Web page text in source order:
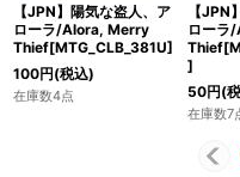
【JPN】陽気な盗人、ア
ローラ/Alora, Merry
Thief[MTG_CLB_381U]
100円(税込)
在庫数4点
【JPN
ローラ
]
50円(
在庫数7